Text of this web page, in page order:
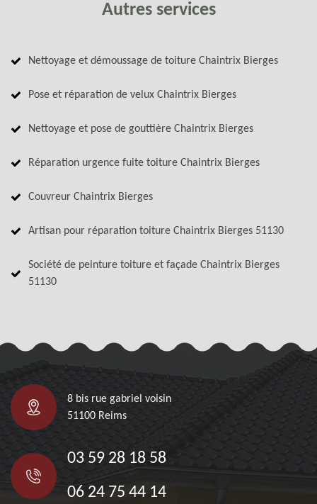
Autres services
Nettoyage et démoussage de toiture Chaintrix Bierges
Pose et réparation de velux Chaintrix Bierges
Nettoyage et pose de gouttière Chaintrix Bierges
Réparation urgence fuite toiture Chaintrix Bierges
Couvreur Chaintrix Bierges
Artisan pour réparation toiture Chaintrix Bierges 51130
Société de peinture toiture et façade Chaintrix Bierges
51130
8 bis rue gabriel voisin
51100 Reims
03 59 28 18 58
06 24 75 44 14